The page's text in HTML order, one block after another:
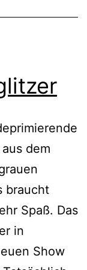
dem
braucht
Spaß. Das
in
Show